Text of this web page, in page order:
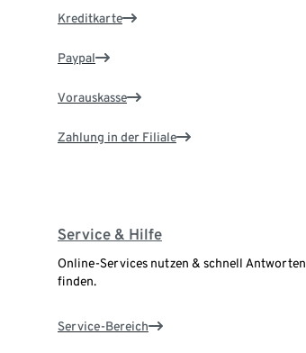
Kreditkarte
Paypal
Vorauskasse
Zahlung in der Filiale
Service & Hilfe
Online-Services nutzen & schnell Antworten
finden.
Service-Bereich